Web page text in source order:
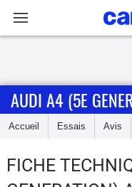
Accueil
Essais
AUDI A4 (5E
Accueil Essais Avis
FICHE